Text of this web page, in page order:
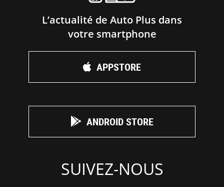
L’actualité de Auto Plus dans
votre smartphone
APPSTORE
ANDROID STORE
SUIVEZ-NOUS